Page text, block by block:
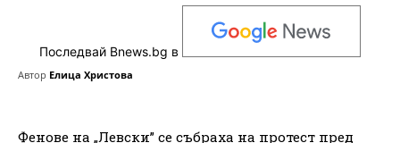
Последвай Bnews.bg в
Автор Елица Христова
Фенове на „Левски” се събраха на протест пред